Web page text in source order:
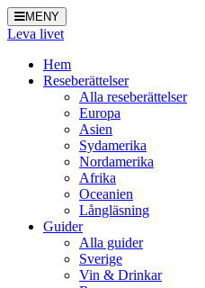
MENY
Leva livet
Hem
Reseberättelser
Alla reseberättelser
Europa
Asien
Sydamerika
Nordamerika
Afrika
Oceanien
Långläsning
Guider
Alla guider
Sverige
Vin & Drinkar